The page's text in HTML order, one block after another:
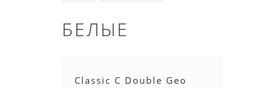
БЕЛЫЕ
Classic C Double Geo